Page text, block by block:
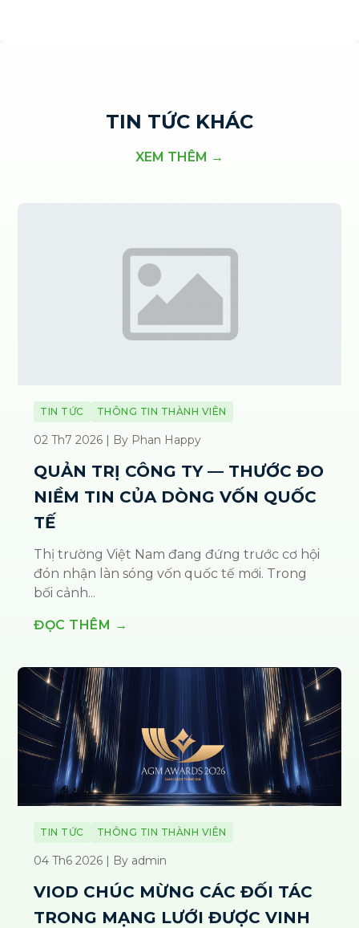
TIN TỨC KHÁC
XEM THÊM →
TIN TỨC THÔNG TIN THÀNH VIÊN
02 Th7 2026 | By Phan Happy
QUẢN TRỊ CÔNG TY — THƯỚC ĐO
NIỀM TIN CỦA DÒNG VỐN QUỐC
TẾ
Thị trường Việt Nam đang đứng trước cơ hội
đón nhận làn sóng vốn quốc tế mới. Trong
bối cảnh...
ĐỌC THÊM →
TIN TỨC THÔNG TIN THÀNH VIÊN
04 Th6 2026 | By admin
VIOD CHÚC MỪNG CÁC ĐỐI TÁC
TRONG MẠNG LƯỚI ĐƯỢC VINH